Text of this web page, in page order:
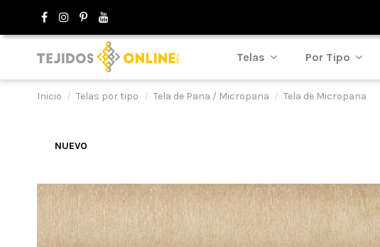
Telas Por Tipo
Inicio Telas por tipo Tela de Pana / Micropana Tela de Micropana
NUEVO